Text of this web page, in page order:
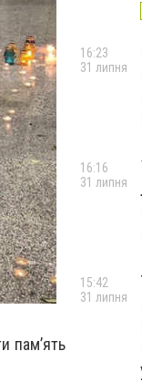
пам’ять
16:23
31 липня
16:16
31 липня
15:42
31 липня